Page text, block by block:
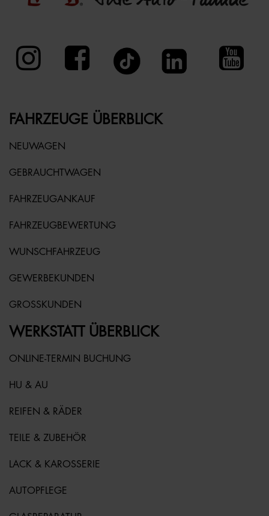
FAHRZEUGE ÜBERBLICK
NEUWAGEN
GEBRAUCHTWAGEN
FAHRZEUGANKAUF
FAHRZEUGBEWERTUNG
WUNSCHFAHRZEUG
GEWERBEKUNDEN
GROSSKUNDEN
WERKSTATT ÜBERBLICK
ONLINE-TERMIN BUCHUNG
HU & AU
REIFEN & RÄDER
TEILE & ZUBEHÖR
LACK & KAROSSERIE
AUTOPFLEGE